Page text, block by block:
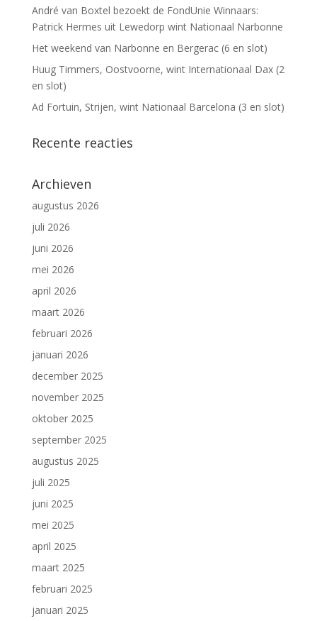
André van Boxtel bezoekt de FondUnie Winnaars:
Patrick Hermes uit Lewedorp wint Nationaal Narbonne
Het weekend van Narbonne en Bergerac (6 en slot)
Huug Timmers, Oostvoorne, wint Internationaal Dax (2
en slot)
Ad Fortuin, Strijen, wint Nationaal Barcelona (3 en slot)
Recente reacties
Archieven
augustus 2026
juli 2026
juni 2026
mei 2026
april 2026
maart 2026
februari 2026
januari 2026
december 2025
november 2025
oktober 2025
september 2025
augustus 2025
juli 2025
juni 2025
mei 2025
april 2025
maart 2025
februari 2025
januari 2025